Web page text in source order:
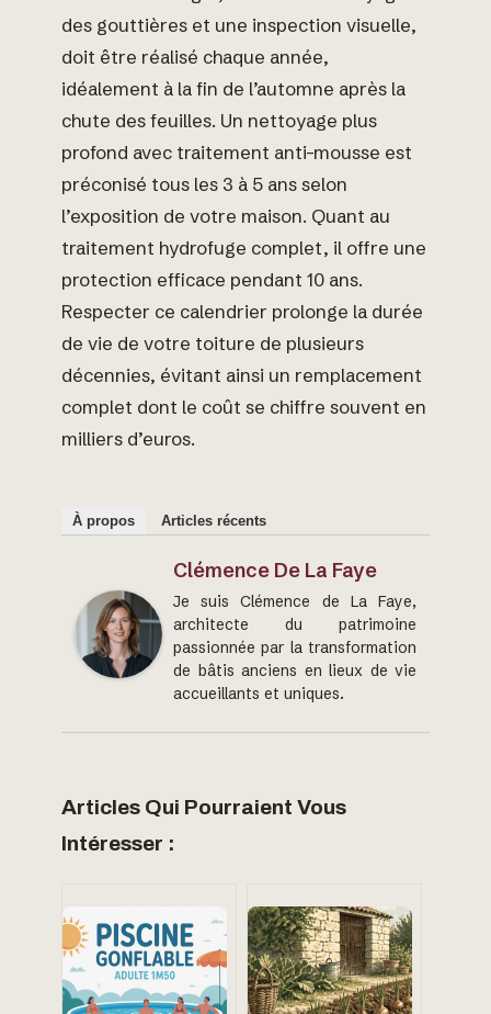
des gouttières et une inspection visuelle,
doit être réalisé chaque année,
idéalement à la fin de l’automne après la
chute des feuilles. Un nettoyage plus
profond avec traitement anti-mousse est
préconisé tous les 3 à 5 ans selon
l’exposition de votre maison. Quant au
traitement hydrofuge complet, il offre une
protection efficace pendant 10 ans.
Respecter ce calendrier prolonge la durée
de vie de votre toiture de plusieurs
décennies, évitant ainsi un remplacement
complet dont le coût se chiffre souvent en
milliers d’euros.
À propos Articles récents
Clémence De La Faye
Je suis Clémence de La Faye,
architecte du patrimoine
passionnée par la transformation
de bâtis anciens en lieux de vie
accueillants et uniques.
Articles Qui Pourraient Vous
Intéresser :